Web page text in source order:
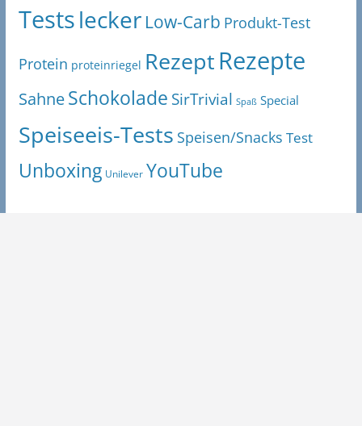
Testslecker Low-Carb Produkt-Test
Protein proteinriegel RezeptRezepte
SahneSchokolade SirTrivial Spaß Special
Speiseeis-Tests Speisen/Snacks Test
Unboxing Unilever YouTube